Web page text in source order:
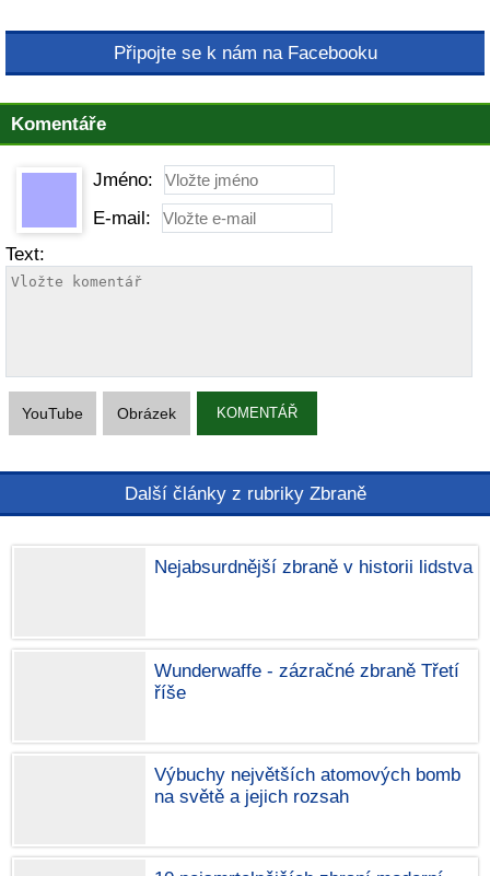
Připojte se k nám na Facebooku
Komentáře
Jméno:
E-mail:
Text:
YouTube Obrázek KOMENTÁŘ
Další články z rubriky Zbraně
Nejabsurdnější zbraně v historii lidstva
Wunderwaffe - zázračné zbraně Třetí
říše
Výbuchy největších atomových bomb
na světě a jejich rozsah